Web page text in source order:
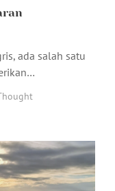
ada salah satu